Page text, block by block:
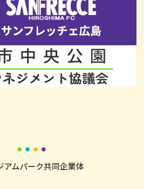
アムパーク共同企業体